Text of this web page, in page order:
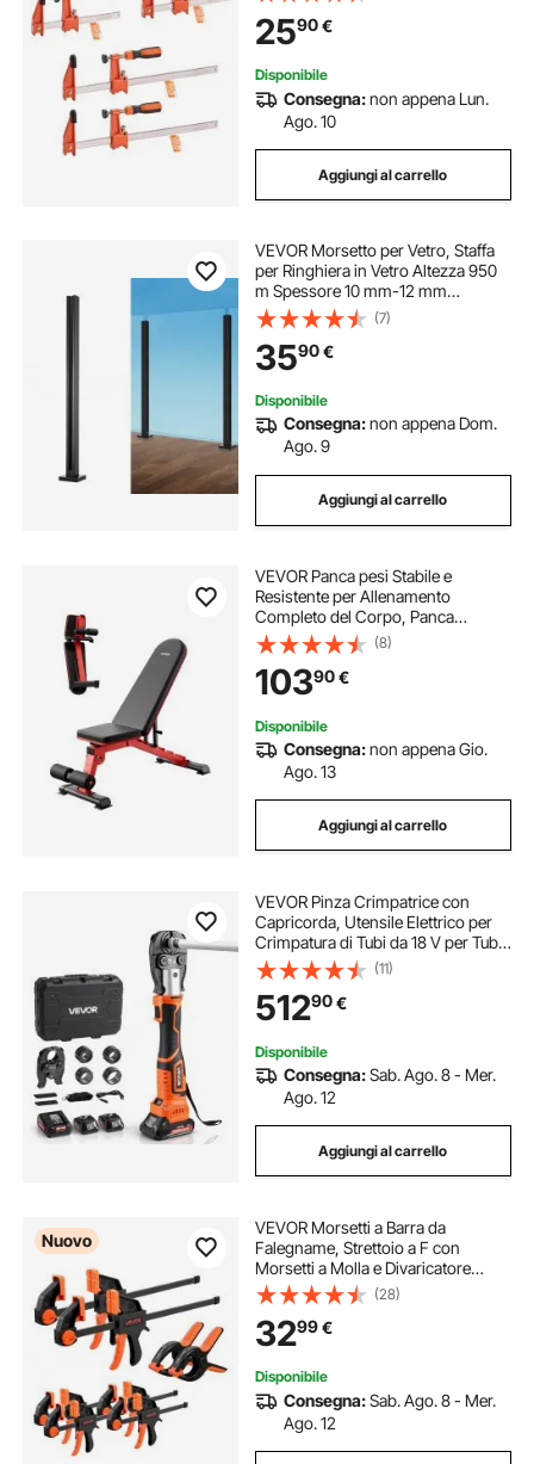
272 kg, Profondità 63,5 mm, Set di
Morsetto da Falegname Fai-da-te
2590€
Disponibile
Consegna:non appena Lun.
Ago. 10
Aggiungi al carrello
VEVOR Morsetto per Vetro, Staffa
per Ringhiera in Vetro Altezza 950
m Spessore 10 mm-12 mm
Morsetto per Montaggio su Vetro in
Acciaio Inossidabile 304, per
Balcone, Giardino, Terrazza, Scale,
Nero
(7)
3590€
Disponibile
Consegna:non appena Dom.
Ago. 9
Aggiungi al carrello
VEVOR Panca pesi Stabile e
Resistente per Allenamento
Completo del Corpo, Panca
Regolabile per Esercizi, per
Allenamento della Forza con
Piegatura Rapida e Regolazione
Rapida 544 kg
(8)
10390€
Disponibile
Consegna:non appena Gio.
Ago. 13
Aggiungi al carrello
VEVOR Pinza Crimpatrice con
Capricorda, Utensile Elettrico per
Crimpatura di Tubi da 18 V per Tubi
PEX e Alluminio-Plastica, 2 Batterie
da 2 AH, Caricabatterie Rapido e
Custodia per il Trasporto
(11)
51290€
Disponibile
Consegna:Sab. Ago. 8 - Mer.
Ago. 12
Aggiungi al carrello
Nuovo
VEVOR Morsetti a Barra da
Falegname, Strettoio a F con
Morsetti a Molla e Divaricatore
Azionabile a Mano Singola, 15,24
cm e 30,48 cm, Carico 70 kg,
Sgancio Rapido, Design
Autobloccante, per Metalli
(28)
3299€
Disponibile
Consegna:Sab. Ago. 8 - Mer.
Ago. 12